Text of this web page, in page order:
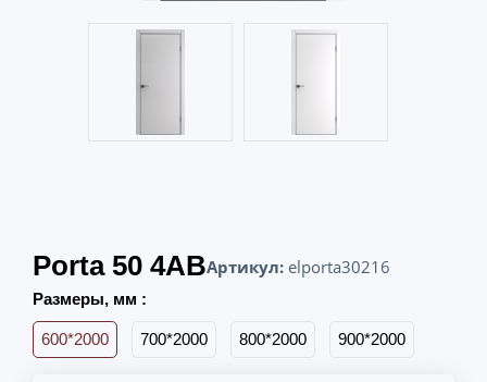
Porta 50 4ABАртикул: elporta30216
Размеры, мм :
600*2000 700*2000 800*2000 900*2000